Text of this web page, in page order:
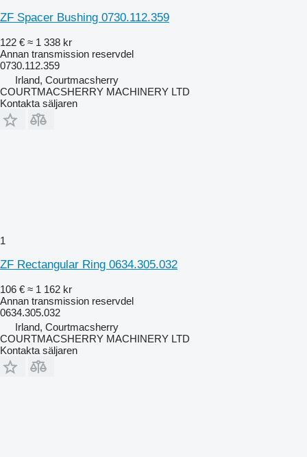
ZF Spacer Bushing 0730.112.359
122 € ≈ 1 338 kr
Annan transmission reservdel
0730.112.359
Irland, Courtmacsherry
COURTMACSHERRY MACHINERY LTD
Kontakta säljaren
1
ZF Rectangular Ring 0634.305.032
106 € ≈ 1 162 kr
Annan transmission reservdel
0634.305.032
Irland, Courtmacsherry
COURTMACSHERRY MACHINERY LTD
Kontakta säljaren